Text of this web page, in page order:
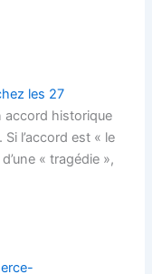
les 27
accord historique
l’accord est « le
« tragédie »,